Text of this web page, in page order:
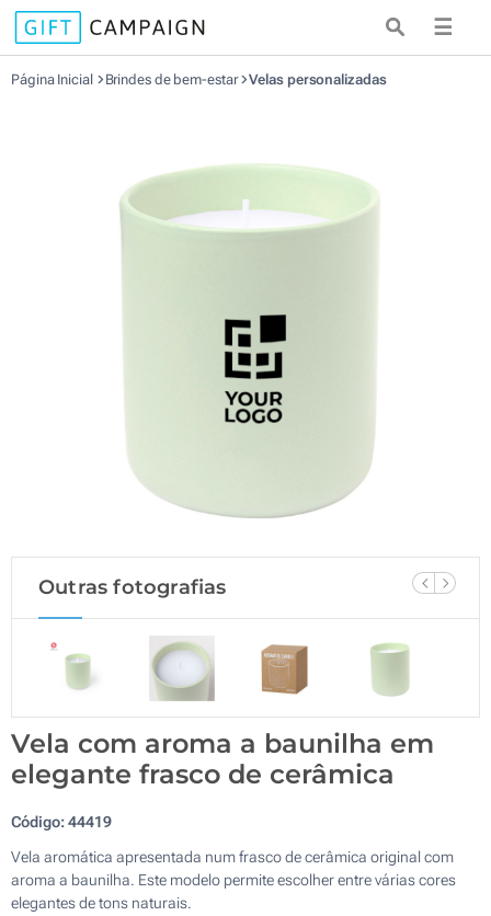
☰
Página Inicial Brindes de bem-estar Velas personalizadas
Outras fotografias
Vela com aroma a baunilha em
elegante frasco de cerâmica
Código:44419
Vela aromática apresentada num frasco de cerâmica original com
aroma a baunilha. Este modelo permite escolher entre várias cores
elegantes de tons naturais.